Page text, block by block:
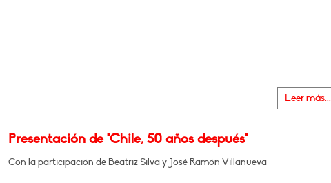
Leer más...
Presentación de "Chile, 50 años después"
Con la participación de Beatriz Silva y José Ramón Villanueva